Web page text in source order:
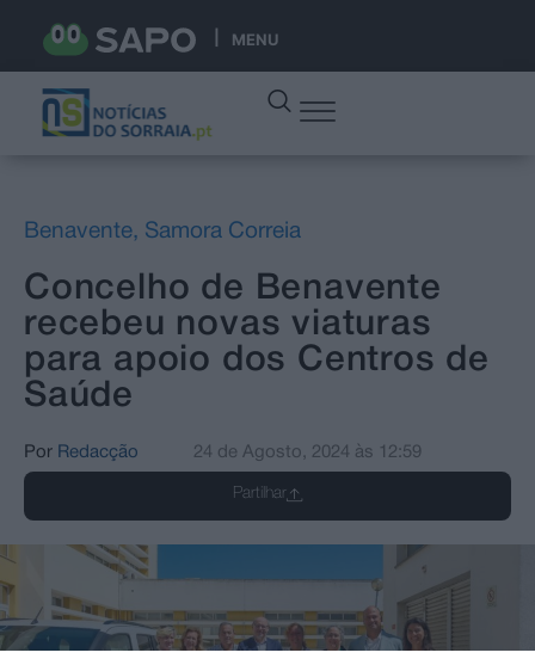
MENU
Benavente, Samora Correia
Concelho de Benavente
recebeu novas viaturas
para apoio dos Centros de
Saúde
Por Redacção 24 de Agosto, 2024 às 12:59
Partilhar